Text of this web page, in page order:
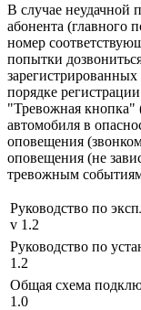
В случае неудачной
абонента (главного
номер
попытки
порядке
"Тревожная кнопка"
автомобиля в
оповещения
оповещения (не
тревожным
Руководство по
v 1.2
Руководство по
1.2
Общая схема
1.0